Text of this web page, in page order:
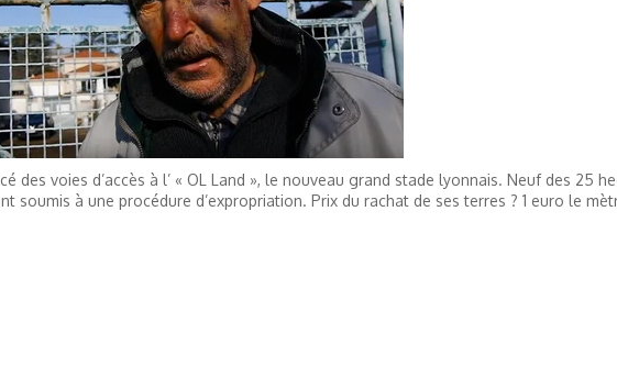
des voies d’accès à l’ « OL Land », le nouveau grand stade lyonnais. Neuf des 25
soumis à une procédure d’expropriation. Prix du rachat de ses terres ? 1 euro le